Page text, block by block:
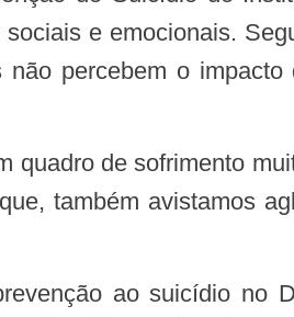
e emocionais.
percebem o
também avistamos